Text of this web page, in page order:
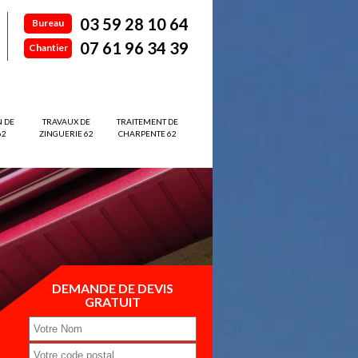
Bureau 03 59 28 10 64
Chantier 07 61 96 34 39
DE
TRAVAUX DE
ZINGUERIE 62
TRAITEMENT DE
CHARPENTE 62
DEMANDE DE DEVIS
GRATUIT